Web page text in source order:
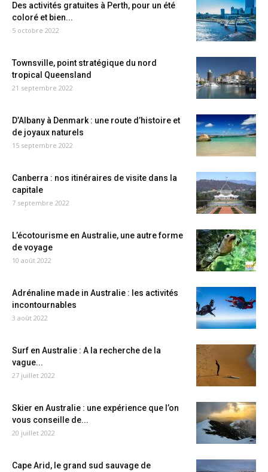
Des activités gratuites à Perth, pour un été
coloré et bien...
5 octobre 2022
Townsville, point stratégique du nord
tropical Queensland
21 septembre 2022
D’Albany à Denmark : une route d’histoire et
de joyaux naturels
15 septembre 2022
Canberra : nos itinéraires de visite dans la
capitale
7 septembre 2022
L’écotourisme en Australie, une autre forme
de voyage
10 août 2022
Adrénaline made in Australie : les activités
incontournables
3 août 2022
Surf en Australie : A la recherche de la
vague...
27 juillet 2022
Skier en Australie : une expérience que l’on
vous conseille de...
20 juillet 2022
Cape Arid, le grand sud sauvage de